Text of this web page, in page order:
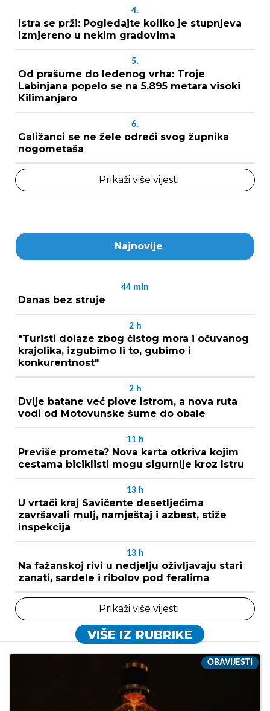
4.
Istra se prži: Pogledajte koliko je stupnjeva
izmjereno u nekim gradovima
5.
Od prašume do ledenog vrha: Troje
Labinjana popelo se na 5.895 metara visoki
Kilimanjaro
6.
Galižanci se ne žele odreći svog župnika
nogometaša
Prikaži više vijesti
Najnovije
44 min
Danas bez struje
2 h
"Turisti dolaze zbog čistog mora i očuvanog
krajolika, izgubimo li to, gubimo i
konkurentnost"
2 h
Dvije batane već plove Istrom, a nova ruta
vodi od Motovunske šume do obale
11 h
Previše prometa? Nova karta otkriva kojim
cestama biciklisti mogu sigurnije kroz Istru
13 h
U vrtači kraj Savičente desetljećima
završavali mulj, namještaj i azbest, stiže
inspekcija
13 h
Na fažanskoj rivi u nedjelju oživljavaju stari
zanati, sardele i ribolov pod feralima
Prikaži više vijesti
VIŠE IZ RUBRIKE
OBAVIJESTI